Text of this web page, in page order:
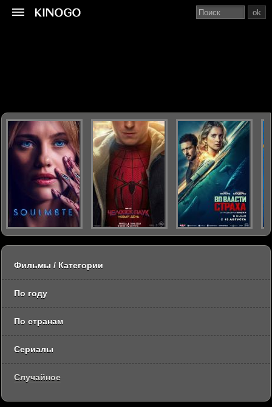
ok
Фильмы / Категории
По году
По странам
Сериалы
Случайное